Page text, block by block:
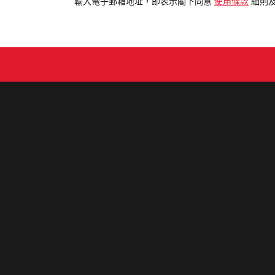
輸入電子郵箱地址，即表示閣下同意 使用條款 細則